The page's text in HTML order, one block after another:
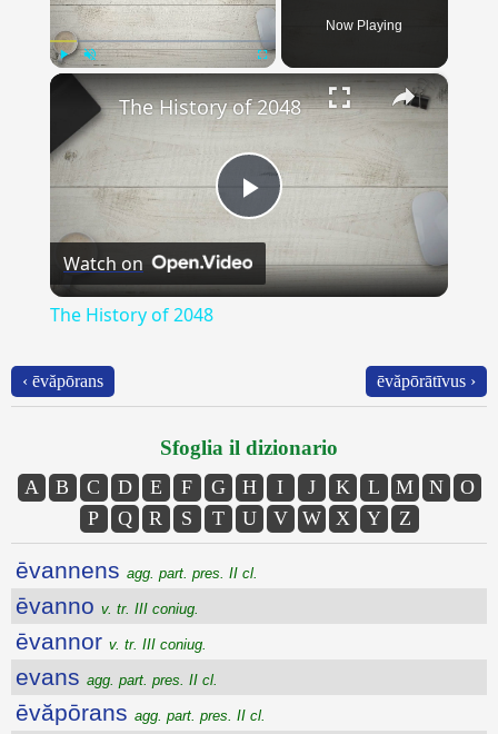
Play
Now Playing
×
Play
Video
The History of 2048
Watch on
The History of 2048
‹ ēvăpōrans ēvăpōrātīvus ›
Sfoglia il dizionario
A B C D E F G H I J K L M N
O
P
Q R S T U V W X Y Z
ēvannens agg. part. pres. II cl.
ēvanno v. tr. III coniug.
ēvannor v. tr. III coniug.
evans agg. part. pres. II cl.
ēvăpōrans agg. part. pres. II cl.